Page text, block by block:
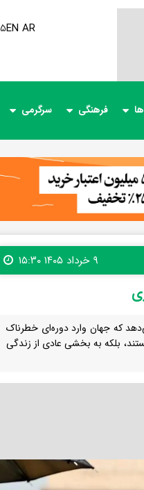
۱۴۰۵EN AR
فرهنگی سرگرمی
۹ خرداد ۱۴۰۵ ۱۵:۳۰
که جهان وارد دوره‌ای خطرناک
بلکه به بخشی عادی از زندگی